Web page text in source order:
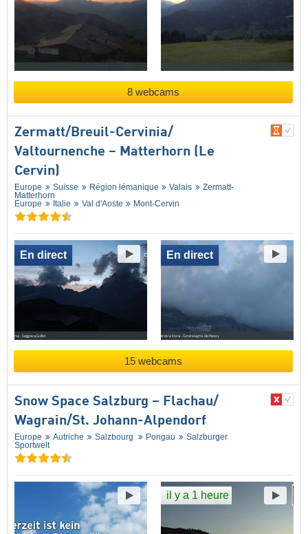
8 webcams
Zermatt/​Breuil-Cervinia/​
Valtournenche – Matterhorn (Le
Cervin)
Europe Suisse Région lémanique Valais
Zermatt-
Matterhorn
Europe
Italie Val d'Aoste Mont-Cervin
En direct En direct
15 webcams
Snow Space Salzburg – Flachau/​
Wagrain/​St. Johann-Alpendorf
Europe Autriche Salzbourg Pongau
Salzburger
Sportwelt
il y a 1 heure